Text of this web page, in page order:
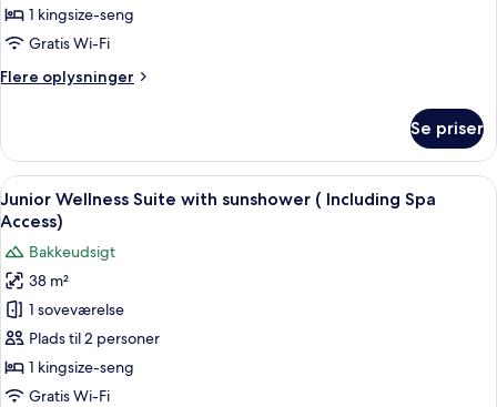
with
sunshower
Spa
1 kingsize-seng
Gratis Wi-Fi
Flere oplysninger
Flere
Suite
with
sunshower
(Including
Access)
Se priser
Indlæs
alle
billeder
af
Junior
Wellness
Suite
with
sunshower
Et moderne soveværelse med en
5
Junior Wellness Suite with sunshower ( Including Spa
Access)
Bakkeudsigt
38 m²
1 soveværelse
Plads til 2 personer
1 kingsize-seng
Gratis Wi-Fi